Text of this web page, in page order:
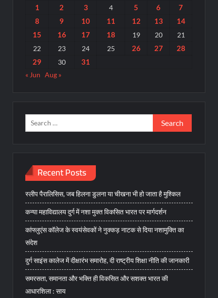
1 2 3 4 5 6
7
8
9 10 11 12 13
14
15
16 17 18 19 20
21
22
23 24 25 26 27
28
29
30 31
« Jun Aug »
Search
for:
Recent Posts
स्लीप पैरालिसिस, जब हिलना डुलना या चीखना भी हो जाता है मुश्किल
कन्या महाविद्यालय दुर्ग में नशा मुक्त विकसित भारत पर मार्गदर्शन
कांफ्लुएंस कॉलेज के स्वयंसेवकों ने नुक्कड़ नाटक से दिया नशामुक्ति का
संदेश
दुर्ग साइंस कालेज में दीक्षारंभ समारोह, दी राष्ट्रीय शिक्षा नीति की जानकारी
समरसता, समानता और भक्ति ही विकसित और सशक्त भारत की
आधारशिला : साय